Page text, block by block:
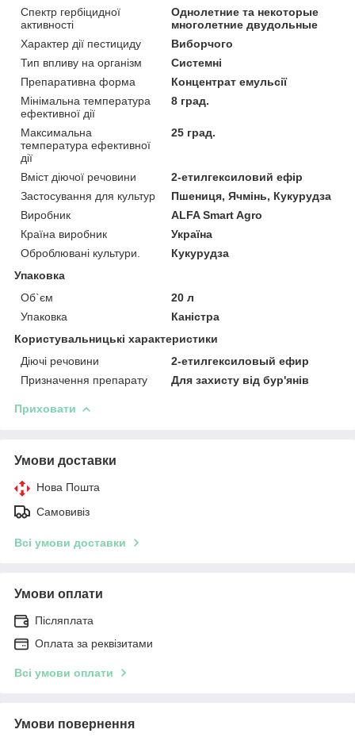
Спектр гербіцидної
активності
Однолетние та некоторые
многолетние двудольные
Характер дії пестициду
Виборчого
Тип впливу на організм
Системні
Препаративна форма
Концентрат емульсії
Мінімальна температура
ефективної дії
8 град.
Максимальна
температура ефективної
дії
25 град.
Вміст діючої речовини
2-етилгексиловий ефір
Застосування для культур
Пшениця, Ячмінь, Кукурудза
Виробник
ALFA Smart Agro
Країна виробник
Україна
Оброблювані культури.
Кукурудза
Упаковка
Об`єм
20 л
Упаковка
Каністра
Користувальницькі характеристики
Діючі речовини
2-етилгексиловый ефир
Призначення препарату
Для захисту від бур'янів
Приховати
Умови доставки
Нова Пошта
Самовивіз
Всі умови доставки
Умови оплати
Післяплата
Оплата за реквізитами
Всі умови оплати
Умови повернення